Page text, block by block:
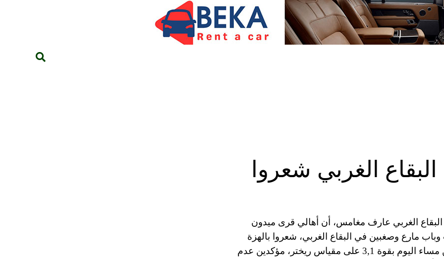
الغربي شعروا
البقاع الغربي عارف مغامس، أن أهالي قرى ميدون
مارع وصغبين في البقاع الغربي، شعروا بالهزة
الأرضية التي ضربت المنطقة عند الساعة 8,25 من مساء اليوم بقوة 3,1 على مقياس ريختر، مؤكدين عدم